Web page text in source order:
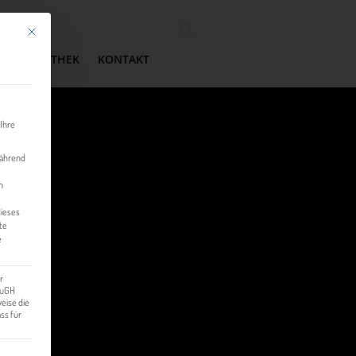
MEDIATHEK KONTAKT
Mit diesem Button wird der Dialog geschlossen. Seine Funktionalität ist identisch mit der
die
für